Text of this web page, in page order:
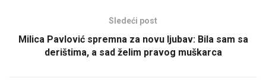
Sledeći post
Milica Pavlović spremna za novu ljubav: Bila sam sa
derištima, a sad želim pravog muškarca